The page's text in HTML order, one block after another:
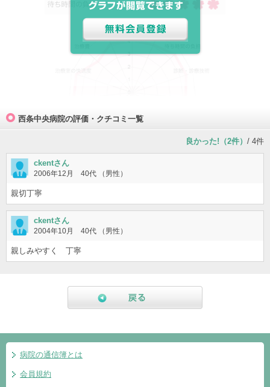
西条中央病院の評価・クチコミ一覧
良かった!（2件） / 4件
ckentさん
2006年12月 40代 （男性）
親切丁寧
ckentさん
2004年10月 40代 （男性）
親しみやすく 丁寧
病院の通信簿とは
会員規約